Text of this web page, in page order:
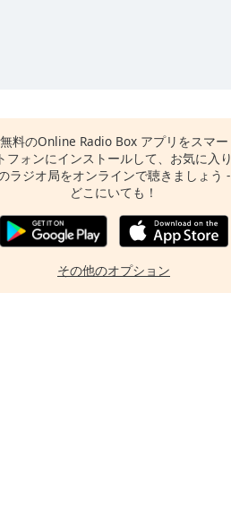
無料のOnline Radio Box アプリをスマー
トフォンにインストールして、お気に入り
ラジオ局をオンラインで聴きましょう -
どこにいても！
その他のオプション